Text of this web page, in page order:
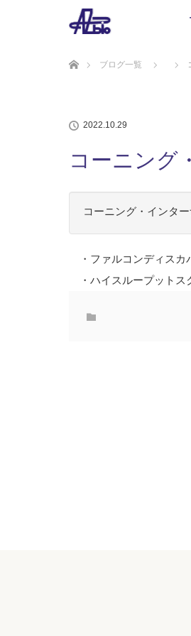
ブログ一覧
2022.10.29
コーニング
コーニング・インタ
・ファルコンディス
・ハイスループット